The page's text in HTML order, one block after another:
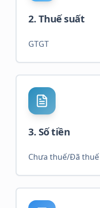
2. Thuế suất
GTGT
3. Số tiền
Chưa thuế/Đã thuế